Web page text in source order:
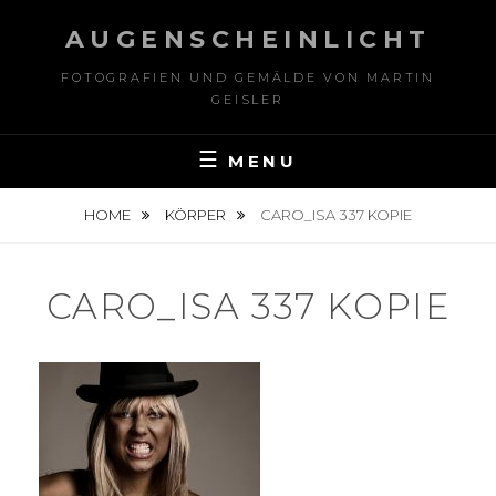
content
AUGENSCHEINLICHT
FOTOGRAFIEN UND GEMÄLDE VON MARTIN
GEISLER
MENU
HOME KÖRPER CARO_ISA 337 KOPIE
CARO_ISA 337 KOPIE